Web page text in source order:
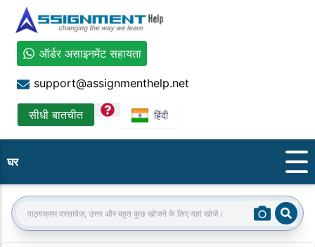
ऑर्डर असाइनमेंट सहायता
support@assignmenthelp.net
सीधी बातचीत question हिंदी
घर
Search: